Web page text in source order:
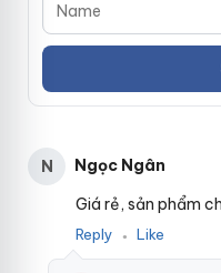
N
Ngọc Ngân
Giá rẻ, sản phẩm
Reply ● Like